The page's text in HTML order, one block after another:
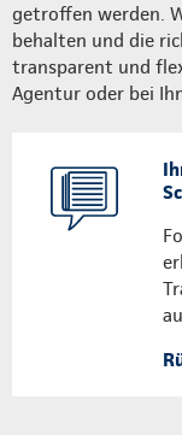
getroffen werden.
behalten und die
transparent und
Agentur oder bei